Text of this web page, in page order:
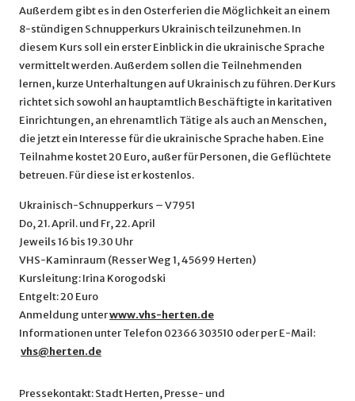
Außerdem gibt es in den Osterferien die Möglichkeit an einem
8-stündigen Schnupperkurs Ukrainisch teilzunehmen. In
diesem Kurs soll ein erster Einblick in die ukrainische Sprache
vermittelt werden. Außerdem sollen die Teilnehmenden
lernen, kurze Unterhaltungen auf Ukrainisch zu führen. Der Kurs
richtet sich sowohl an hauptamtlich Beschäftigte in karitativen
Einrichtungen, an ehrenamtlich Tätige als auch an Menschen,
die jetzt ein Interesse für die ukrainische Sprache haben. Eine
Teilnahme kostet 20 Euro, außer für Personen, die Geflüchtete
betreuen. Für diese ist er kostenlos.
Ukrainisch-Schnupperkurs – V7951
Do, 21. April. und Fr, 22. April
Jeweils 16 bis 19.30 Uhr
VHS-Kaminraum (Resser Weg 1, 45699 Herten)
Kursleitung: Irina Korogodski
Entgelt: 20 Euro
Anmeldung unterwww.vhs-herten.de
Informationen unter Telefon 02366 303510 oder per E-Mail:
vhs@herten.de
Pressekontakt: Stadt Herten, Presse- und